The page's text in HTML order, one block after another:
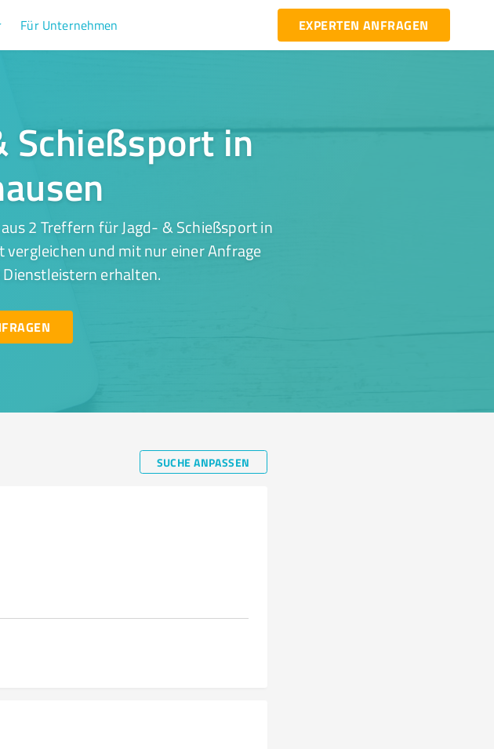
Für Unternehmen EXPERTEN ANFRAGEN
Schießsport in
2 Treffern für Jagd- & Schießsport in
vergleichen und mit nur einer Anfrage
erhalten.
SUCHE ANPASSEN